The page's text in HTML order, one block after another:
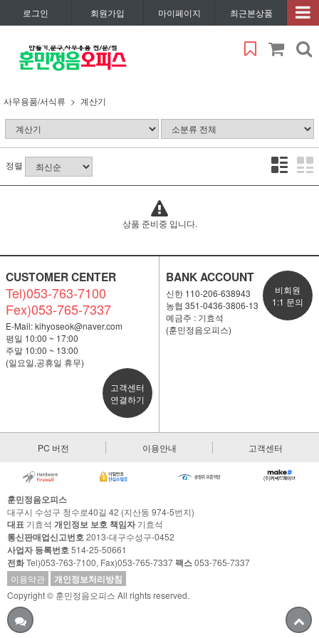
로그인 회원가입 마이페이지 최근본상품
사무용품/서식류 계산기
정렬
상품 준비중 입니다.
CUSTOMER CENTER
Tel)053-763-7100
Fex)053-765-7337
E-Mail:kihyoseok@naver.com
평일 10:00 ~ 17:00
주말 10:00 ~ 13:00
(일요일,공휴일 휴무)
고객센터
연결하기
BANK ACCOUNT
신한 110-206-638943
농협 351-0436-3806-13
예금주 : 기효석
(훈민정음오피스)
비회원
1:1 문의
PC 버전 이용안내 고객센터
훈민정음오피스
대구시 수성구 청수로40길 42 (지산동 974-5번지)
대표 기효석 개인정보 보호 책임자기효석
통신판매업신고번호2013-대구수성구-0452
사업자 등록번호514-25-50661
전화Tel)053-763-7100, Fax)053-765-7337팩스053-765-7337
이용약관
개인정보처리방침
Copyright © 훈민정음오피스 All rights reserved.